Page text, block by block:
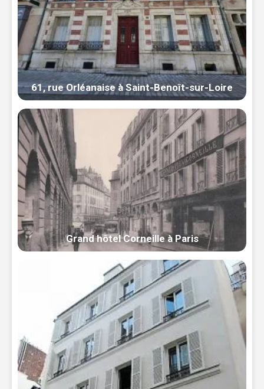
61, rue Orléanaise à Saint-Benoît-sur-Loire
Grand hôtel Corneille à Paris